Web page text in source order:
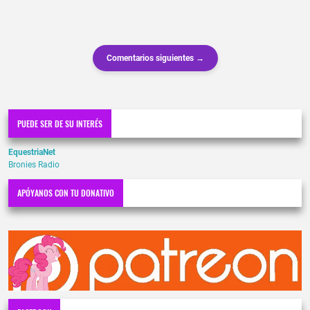
Comentarios siguientes →
PUEDE SER DE SU INTERÉS
EquestriaNet
Bronies Radio
APÓYANOS CON TU DONATIVO